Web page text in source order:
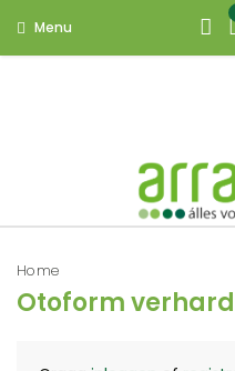
Menu
Home
Otoform